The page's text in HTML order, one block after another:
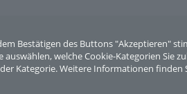
Bestätigen des Buttons "Akzeptieren"
welche Cookie-Kategorien Sie
Kategorie. Weitere Informationen finden